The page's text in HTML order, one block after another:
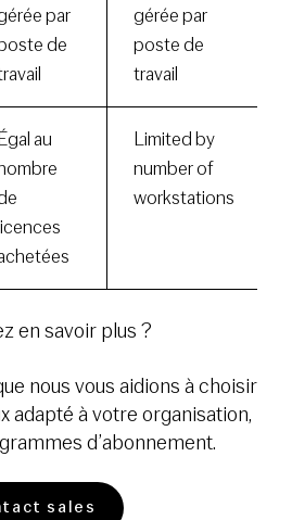
par
de
gérée par
poste de
travail
Égal au
licences
Limited by
number of
workstations
en savoir plus ?
nous vous aidions à choisir
adapté à votre organisation,
d’abonnement.
sales